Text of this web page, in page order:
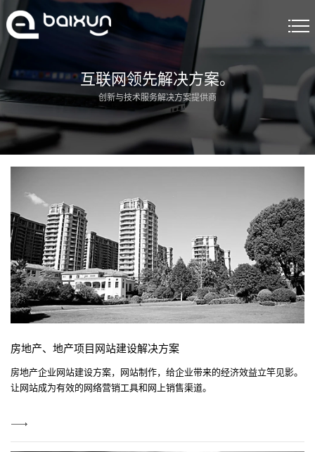
建站服务
精品案例
关于我们
建站资讯
联系我们
互联网领先解决方案。
创新与技术服务解决方案提供商
房地产、地产项目网站建设解决方案
房地产企业网站建设方案，网站制作，给企业带来的经济效益立竿见影。
让网站成为有效的网络营销工具和网上销售渠道。
View
More